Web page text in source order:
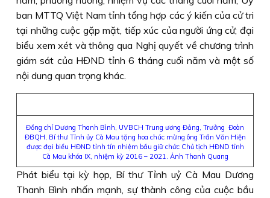
ban MTTQ Việt Nam tỉnh tổng hợp các ý kiến của cử tri
tại những cuộc gặp mặt, tiếp xúc của người ứng cử; đại
biểu xem xét và thông qua Nghị quyết về chương trình
giám sát của HĐND tỉnh 6 tháng cuối năm và một số
nội dung quan trọng khác.
Đồng chí Dương Thanh Bình, UVBCH Trung ương Đảng, Trưởng Đoàn
ĐBQH, Bí thư Tỉnh ủy Cà Mau tặng hoa chúc mừng ông Trần Văn Hiện
được đại biểu HĐND tỉnh tín nhiệm bầu giữ chức Chủ tịch HĐND tỉnh
Cà Mau khóa IX, nhiệm kỳ 2016 – 2021. Ảnh Thanh Quang
Phát biểu tại kỳ họp, Bí thư Tỉnh uỷ Cà Mau Dương
Thanh Bình nhấn mạnh, sự thành công của cuộc bầu